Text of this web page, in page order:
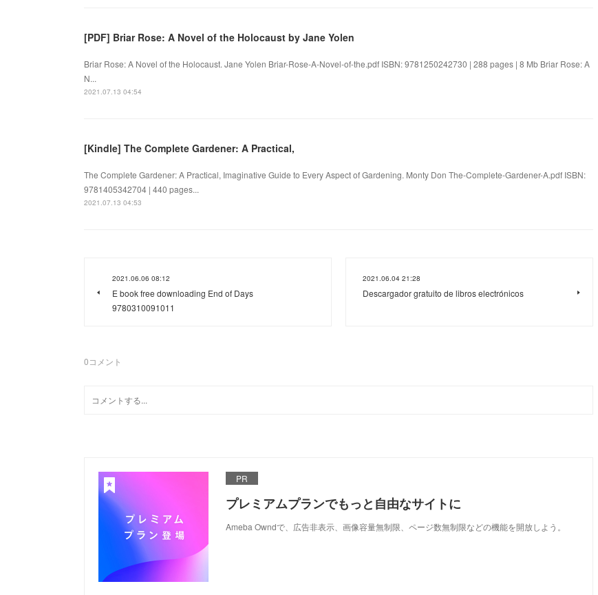
[PDF] Briar Rose: A Novel of the Holocaust by Jane Yolen
Briar Rose: A Novel of the Holocaust. Jane Yolen Briar-Rose-A-Novel-of-the.pdf ISBN: 9781250242730 | 288 pages | 8 Mb Briar Rose: A
N...
2021.07.13 04:54
[Kindle] The Complete Gardener: A Practical,
The Complete Gardener: A Practical, Imaginative Guide to Every Aspect of Gardening. Monty Don The-Complete-Gardener-A.pdf ISBN:
9781405342704 | 440 pages...
2021.07.13 04:53
2021.06.06 08:12
E book free downloading End of Days
9780310091011
2021.06.04 21:28
Descargador gratuito de libros electrónicos
0コメント
PR
プレミアムプランでもっと自由なサイトに
Ameba Owndで、広告非表示、画像容量無制限、ページ数無制限などの機能を開放しよう。